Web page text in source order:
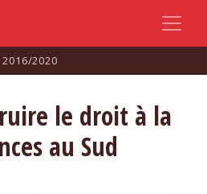
2016/2020
le droit à la
au Sud